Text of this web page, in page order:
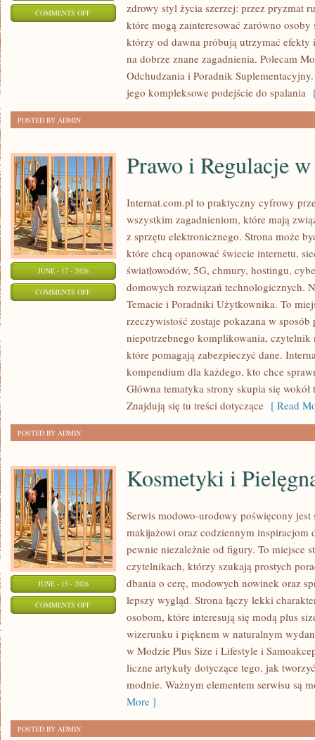
COMMENTS OFFON
LIFESTYLE
zdrowy styl życia szerzej: przez pryzmat
które mogą zainteresować zarówno
którzy od dawna próbują utrzymać efekty
na dobrze znane zagadnienia. Polecam
Odchudzania i Poradnik
jego kompleksowe podejście do spalania
POSTED BY ADMIN
JUNE - 17 - 2026
COMMENTS OFFON
REGULACJE
Prawo i Regulacje
Internat.com.pl to praktyczny cyfrowy
wszystkim zagadnieniom, które mają
z sprzętu elektronicznego. Strona może
które chcą opanować świecie internetu,
światłowodów, 5G, chmury, hostingu,
domowych rozwiązań technologicznych.
Temacie i Poradniki Użytkownika. To
rzeczywistość zostaje pokazana w sposób
niepotrzebnego komplikowania,
które pomagają zabezpieczyć dane.
kompendium dla każdego, kto chce
Główna tematyka strony skupia się
Znajdują się tu treści dotyczące [ Read
POSTED BY ADMIN
JUNE - 15 - 2026
COMMENTS OFFON
KOSMETYKI
PIELĘGNACJA
Kosmetyki i
Serwis modowo-urodowy poświęcony
makijażowi oraz codziennym inspiracjom
pewnie niezależnie od figury. To miejsce
czytelnikach, którzy szukają prostych
dbania o cerę, modowych nowinek oraz
lepszy wygląd. Strona łączy lekki
osobom, które interesują się modą plus
wizerunku i pięknem w naturalnym
w Modzie Plus Size i Lifestyle i
liczne artykuły dotyczące tego, jak
modnie. Ważnym elementem serwisu są
More ]
POSTED BY ADMIN